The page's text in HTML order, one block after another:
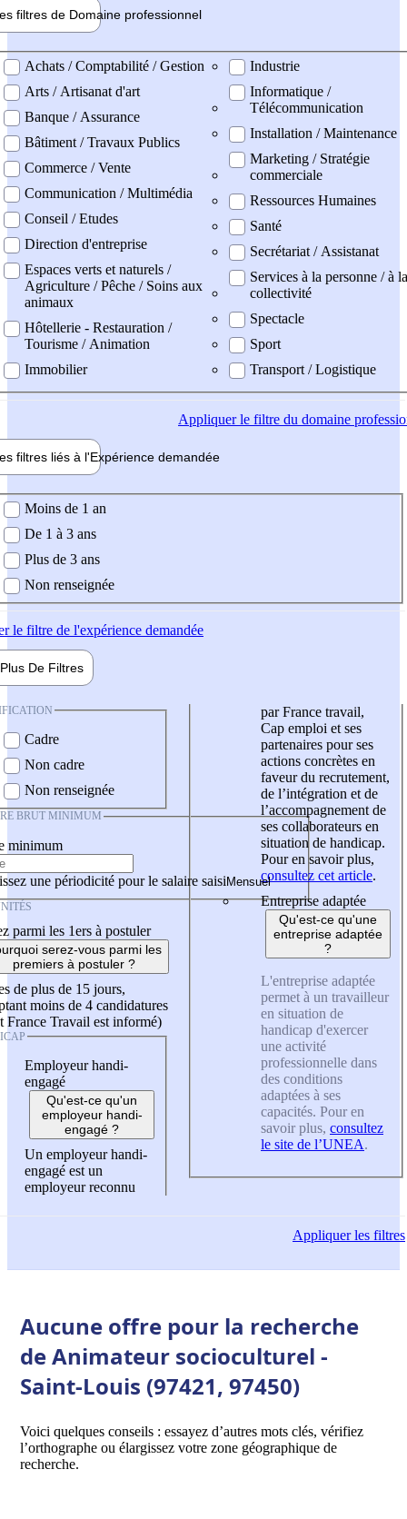
filtres de Domaine professionnel
professionel
Achats / Comptabilité / Gestion
Arts / Artisanat d'art
Banque / Assurance
Bâtiment / Travaux Publics
Commerce / Vente
Communication / Multimédia
Conseil / Etudes
Direction d'entreprise
Espaces verts et naturels /
Agriculture / Pêche / Soins aux
animaux
Hôtellerie - Restauration /
Tourisme / Animation
Immobilier
Industrie
Informatique /
Télécommunication
Installation / Maintenance
Marketing / Stratégie
commerciale
Ressources Humaines
Santé
Secrétariat / Assistanat
Services à la personne / à la
collectivité
Spectacle
Sport
Transport / Logistique
Appliquerle filtre du domaine
filtres liés à l'Expérience demandée
demandée
Moins de 1 an
De 1 à 3 ans
Plus de 3 ans
Non renseignée
le filtre de l'expérience demandée
Plus De Filtres
Cadre
Non cadre
Non renseignée
BRUT MINIMUM
minimum
une périodicité pour le salaire saisi
parmi les 1ers à postuler
serez-vous parmi les
premiers à postuler ?
de plus de 15 jours,
moins de 4 candidatures
France Travail est informé)
Employeur handi-
engagé
Qu'est-ce qu'un
employeur handi-
engagé ?
Un employeur handi-
engagé est un
employeur reconnu
par France travail,
Cap emploi et ses
partenaires pour ses
actions concrètes en
faveur du recrutement,
de l’intégration et de
l’accompagnement de
ses collaborateurs en
situation de handicap.
Pour en savoir plus,
consultez cet article.
Entreprise adaptée
Qu'est-ce qu'une
entreprise adaptée
?
L'entreprise adaptée
permet à un travailleur
en situation de
handicap d'exercer
une activité
professionnelle dans
des conditions
adaptées à ses
capacités. Pour en
savoir plus, consultez
le site de l’UNEA.
Appliquerles filtres
Aucune offre pour la recherche
de Animateur socioculturel -
Saint-Louis (97421, 97450)
Voici quelques conseils : essayez d’autres mots clés, vérifiez
l’orthographe ou élargissez votre zone géographique de
recherche.